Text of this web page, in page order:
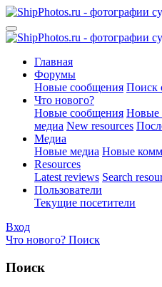
Главная
Форумы
Новые сообщения Поиск
Что нового?
Новые сообщения Новые
медиа New resources
Медиа
Новые медиа Новые
Resources
Latest reviews Search
Пользователи
Текущие посетители
Вход
Что нового? Поиск
Поиск